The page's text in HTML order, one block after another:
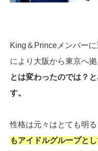
King＆Princeメンバー
により大阪から東京へ拠
とは変わったのでは？
す。
性格は元々はとても明
もアイドルグループと